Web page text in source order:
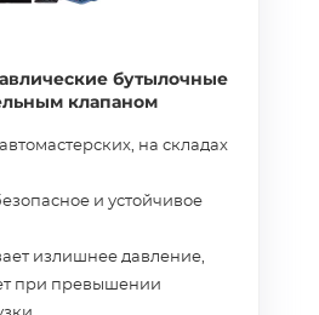
бутылочные
клапаном
на складах
и устойчивое
излишнее давление,
при превышении